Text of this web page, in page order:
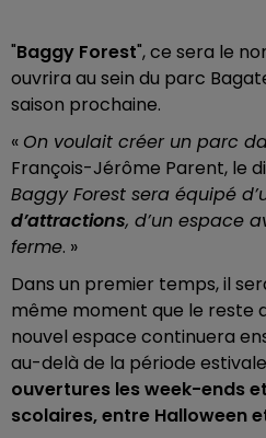
"Baggy Forest", ce sera le
ouvrira au sein du parc
saison prochaine.
« On voulait créer un parc
François-Jérôme Parent, le
Baggy Forest sera équipé
d’attractions, d’un espace
ferme. »
Dans un premier temps, il
même moment que le reste
nouvel espace continuera
au-delà de la période
ouvertures les week-ends
scolaires, entre Halloween